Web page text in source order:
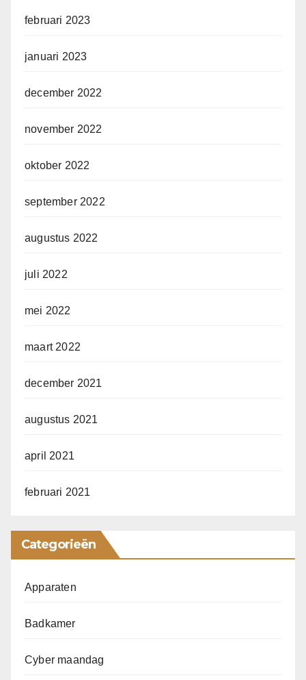
februari 2023
januari 2023
december 2022
november 2022
oktober 2022
september 2022
augustus 2022
juli 2022
mei 2022
maart 2022
december 2021
augustus 2021
april 2021
februari 2021
Categorieën
Apparaten
Badkamer
Cyber maandag